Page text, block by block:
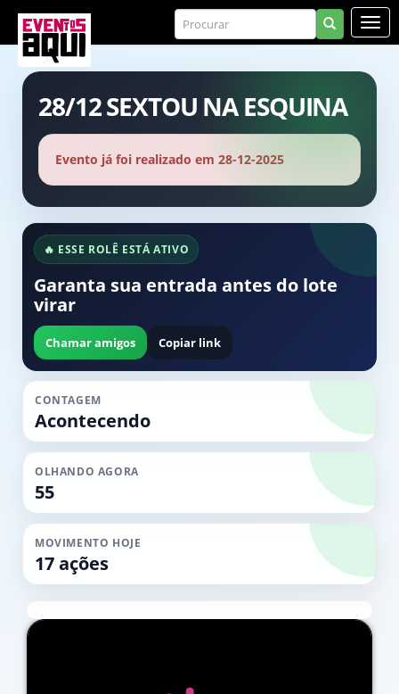
28/12 SEXTOU NA ESQUINA
Evento já foi realizado em 28-12-2025
🔥 ESSE ROLÊ ESTÁ ATIVO
Garanta sua entrada antes do lote
virar
Chamar amigos Copiar link
CONTAGEM
Acontecendo
OLHANDO AGORA
55
MOVIMENTO HOJE
17 ações